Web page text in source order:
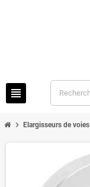
view_headline
chevron_right Elargisseurs de voies